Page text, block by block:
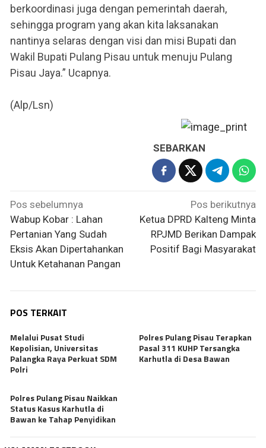
berkoordinasi juga dengan pemerintah daerah,
sehingga program yang akan kita laksanakan
nantinya selaras dengan visi dan misi Bupati dan
Wakil Bupati Pulang Pisau untuk menuju Pulang
Pisau Jaya.” Ucapnya.
(Alp/Lsn)
SEBARKAN
Navigasi
pos
Pos sebelumnya
Wabup Kobar : Lahan
Pertanian Yang Sudah
Eksis Akan Dipertahankan
Untuk Ketahanan Pangan
Pos berikutnya
Ketua DPRD Kalteng Minta
RPJMD Berikan Dampak
Positif Bagi Masyarakat
POS TERKAIT
Melalui Pusat Studi
Kepolisian, Universitas
Palangka Raya Perkuat SDM
Polri
Polres Pulang Pisau Terapkan
Pasal 311 KUHP Tersangka
Karhutla di Desa Bawan
Polres Pulang Pisau Naikkan
Status Kasus Karhutla di
Bawan ke Tahap Penyidikan